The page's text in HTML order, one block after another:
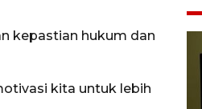
kepastian hukum dan
kita untuk lebih